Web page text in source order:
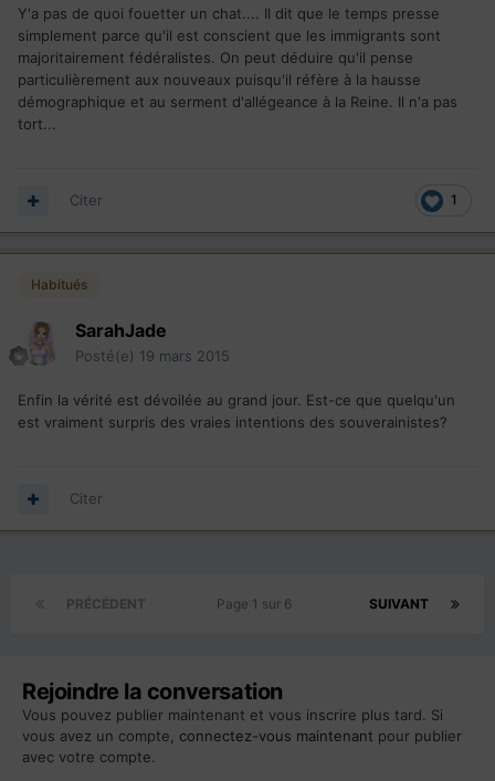
Y'a pas de quoi fouetter un chat.... Il dit que le temps presse
simplement parce qu'il est conscient que les immigrants sont
majoritairement fédéralistes. On peut déduire qu'il pense
particulièrement aux nouveaux puisqu'il réfère à la hausse
démographique et au serment d'allégeance à la Reine. Il n'a pas
tort...
1
Citer
Habitués
SarahJade
Posté(e) 19 mars 2015
Enfin la vérité est dévoilée au grand jour. Est-ce que quelqu'un
est vraiment surpris des vraies intentions des souverainistes?
Citer
PRÉCÉDENT SUIVANT
Page 1 sur 6
Rejoindre la conversation
Vous pouvez publier maintenant et vous inscrire plus tard. Si
vous avez un compte, connectez-vous maintenant pour publier
avec votre compte.